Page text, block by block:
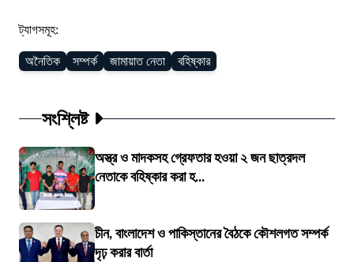
ট্যাগসমূহ:
অনৈতিক সম্পর্ক জামায়াত নেতা বহিষ্কার
সংশ্লিষ্ট
অস্ত্র ও মাদকসহ গ্রেফতার হওয়া ২ জন ছাত্রদল
নেতাকে বহিষ্কার করা হ...
চীন, বাংলাদেশ ও পাকিস্তানের বৈঠকে কৌশলগত সম্পর্ক
দৃঢ় করার বার্তা